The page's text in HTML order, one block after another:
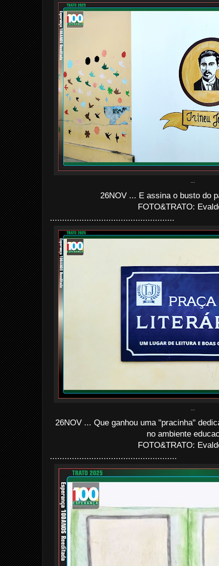
26NOV ... E assina o busto do
FOTO&TRATO:
...................................................
26NOV ... Que ganhou uma "pracinha"
no ambiente
FOTO&TRATO:
....................................................